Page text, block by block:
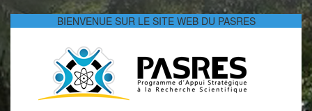
BIENVENUE SUR LE SITE WEB DU PASRES